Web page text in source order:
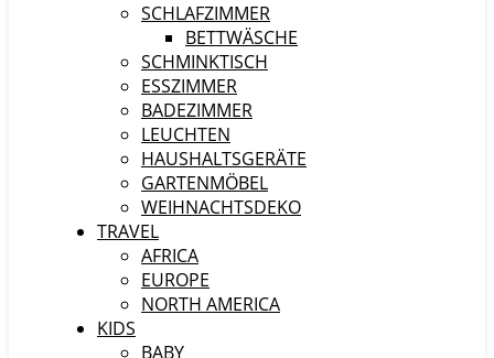
SCHLAFZIMMER
BETTWÄSCHE
SCHMINKTISCH
ESSZIMMER
BADEZIMMER
LEUCHTEN
HAUSHALTSGERÄTE
GARTENMÖBEL
WEIHNACHTSDEKO
TRAVEL
AFRICA
EUROPE
NORTH AMERICA
KIDS
BABY